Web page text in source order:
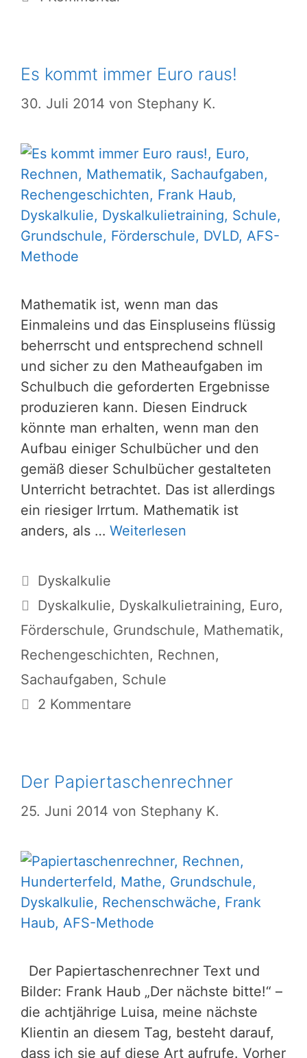
Es kommt immer Euro raus!
30. Juli 2014 von Stephany K.
Mathematik ist, wenn man das
Einmaleins und das Einspluseins flüssig
beherrscht und entsprechend schnell
und sicher zu den Matheaufgaben im
Schulbuch die geforderten Ergebnisse
produzieren kann. Diesen Eindruck
könnte man erhalten, wenn man den
Aufbau einiger Schulbücher und den
gemäß dieser Schulbücher gestalteten
Unterricht betrachtet. Das ist allerdings
ein riesiger Irrtum. Mathematik ist
anders, als … Weiterlesen
Kategorien
Dyskalkulie
Schlagwörter
Dyskalkulie, Dyskalkulietraining, Euro,
Förderschule, Grundschule, Mathematik,
Rechengeschichten, Rechnen,
Sachaufgaben, Schule
2 Kommentare
Der Papiertaschenrechner
25. Juni 2014 von Stephany K.
Der Papiertaschenrechner Text und
Bilder: Frank Haub „Der nächste bitte!“ –
die achtjährige Luisa, meine nächste
Klientin an diesem Tag, besteht darauf,
dass ich sie auf diese Art aufrufe. Vorher